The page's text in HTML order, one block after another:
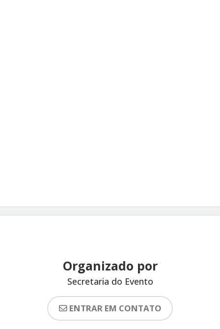
Organizado por
Secretaria do Evento
ENTRAR EM CONTATO